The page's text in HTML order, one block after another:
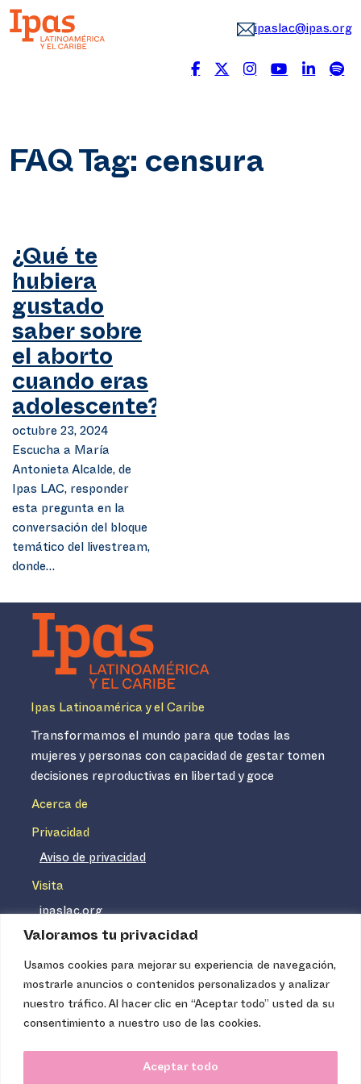
Valoramos tu privacidad
Usamos cookies para mejorar su experiencia de navegación,
mostrarle anuncios o contenidos personalizados y analizar
nuestro tráfico. Al hacer clic en “Aceptar todo” usted da su
consentimiento a nuestro uso de las cookies.
Aceptar todo
ipaslac@ipas.org
FAQ Tag: censura
¿Qué te
hubiera
gustado
saber sobre
el aborto
cuando eras
adolescente?
octubre 23, 2024
Escucha a María
Antonieta Alcalde, de
Ipas LAC, responder
esta pregunta en la
conversación del bloque
temático del livestream,
donde…
Ipas Latinoamérica y el Caribe
Transformamos el mundo para que todas las
mujeres y personas con capacidad de gestar tomen
decisiones reproductivas en libertad y goce
Acerca de
Privacidad
Aviso de privacidad
Visita
ipaslac.org
ipasmexico.org
Ipas no es un distribuidor de insumos médicos. Nuestros
servicios se concentran, entre otros, en la difusión de
técnica necesaria para proveer servicios de aborto seguro
de calidad. Los servicios que ofrecemos no tienen costo